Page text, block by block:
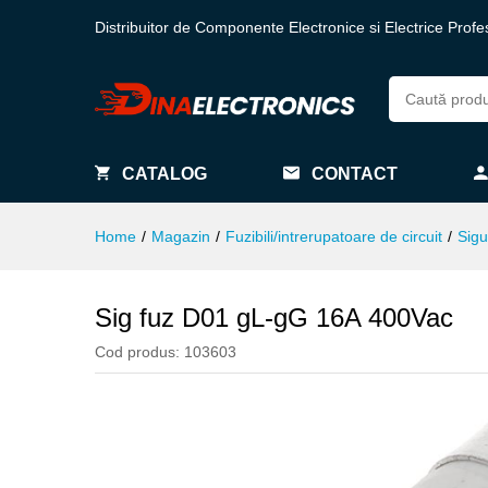
Distribuitor de Componente Electronice si Electrice
CATALOG CONTACT
Home / Magazin / Fuzibili/intrerupatoare de circuit /
Sig fuz D01 gL-gG 16A 400Vac
Cod produs: 103603